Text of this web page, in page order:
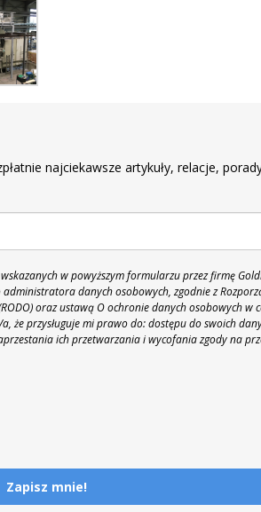
najciekawsze artykuły, relacje,
w powyższym formularzu przez firmę
danych osobowych, zgodnie z
oraz ustawą O ochronie danych osobowych w
że przysługuje mi prawo do: dostępu do swoich
ich przetwarzania i wycofania zgody na
Zapisz mnie!